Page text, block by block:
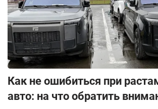
Как не ошибиться при
авто: на что обратить